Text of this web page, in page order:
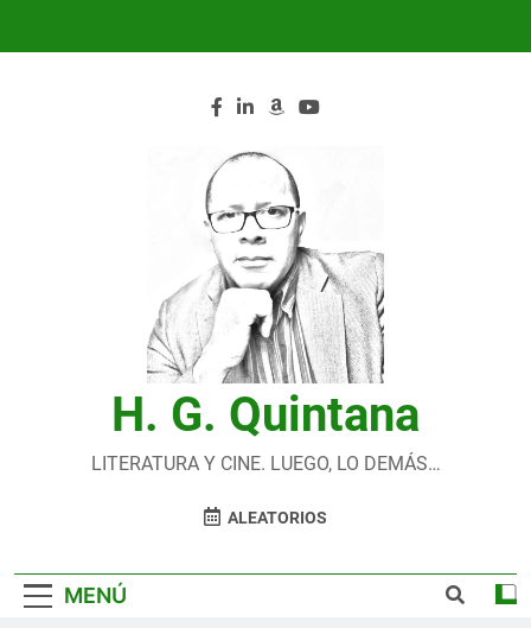
H. G. Quintana
LITERATURA Y CINE. LUEGO, LO DEMÁS…
ALEATORIOS
MENÚ